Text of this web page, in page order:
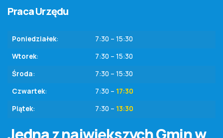
Praca Urzędu
Poniedziałek:
7:30 – 15:30
Wtorek:
7:30 – 15:30
Środa:
7:30 – 15:30
Czwartek: 7:30 – 17:30
Piątek: 7:30 – 13:30